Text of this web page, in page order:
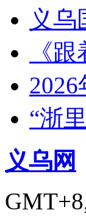
义乌
《
“浙
义乌网